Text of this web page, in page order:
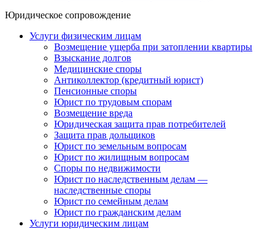
Юридическое сопровождение
Услуги физическим лицам
Возмещение ущерба при затоплении квартиры
Взыскание долгов
Медицинские споры
Антиколлектор (кредитный юрист)
Пенсионные споры
Юрист по трудовым спорам
Возмещение вреда
Юридическая защита прав потребителей
Защита прав дольщиков
Юрист по земельным вопросам
Юрист по жилищным вопросам
Споры по недвижимости
Юрист по наследственным делам —
наследственные споры
Юрист по семейным делам
Юрист по гражданским делам
Услуги юридическим лицам